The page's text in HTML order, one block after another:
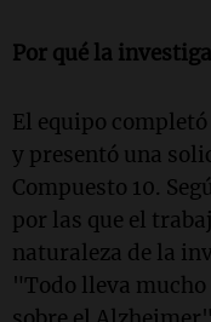
Por qué la
El equipo
y presentó una
Compuesto 10.
por las que el
naturaleza de la
"Todo lleva